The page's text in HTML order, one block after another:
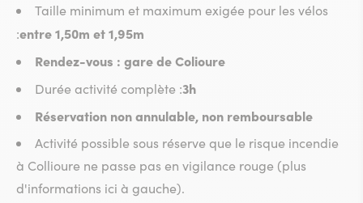
Taille minimum et maximum exigée pour les vélos
:entre 1,50m et 1,95m
Rendez-vous : gare de Colioure
Durée activité complète :3h
Réservation non annulable, non remboursable
Activité possible sous réserve que le risque incendie
à Collioure ne passe pas en vigilance rouge (plus
d'informations ici à gauche).